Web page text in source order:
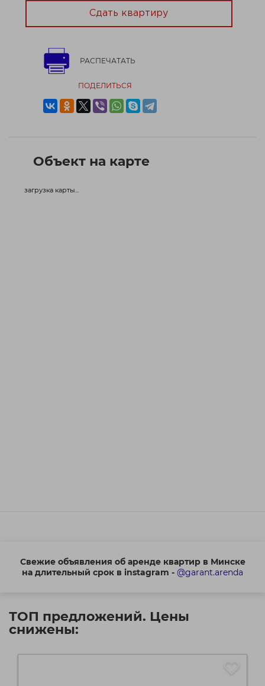
Сдать квартиру
РАСПЕЧАТАТЬ
ПОДЕЛИТЬСЯ
Объект на карте
загрузка карты...
Свежие объявления об аренде квартир в Минске
на длительный срок в instagram - @garant.arenda
ТОП предложений. Цены
снижены: